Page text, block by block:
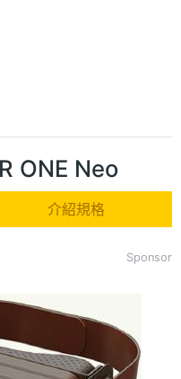
ONE Neo
介紹規格
Sponsor